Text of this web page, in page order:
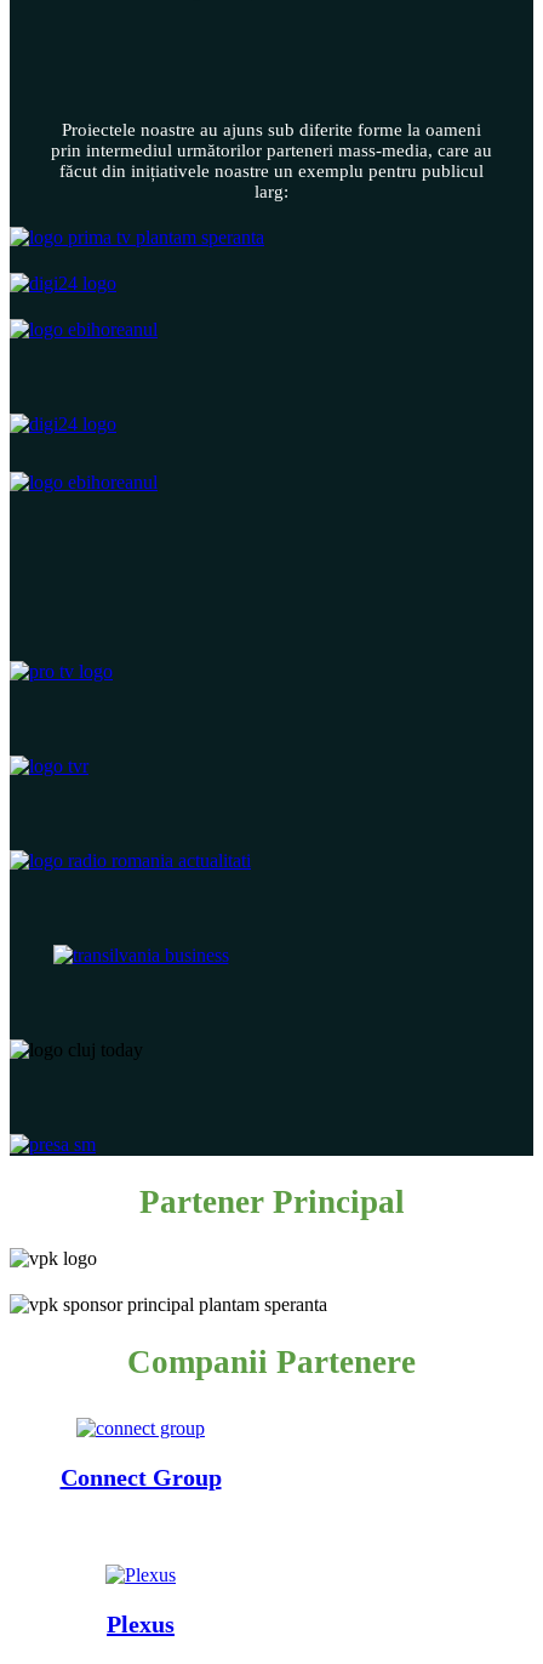
Proiectele noastre au ajuns sub diferite forme la oameni
prin intermediul următorilor parteneri mass-media, care au
făcut din inițiativele noastre un exemplu pentru publicul
larg:
Partener Principal
Companii Partenere
Connect Group
Plexus